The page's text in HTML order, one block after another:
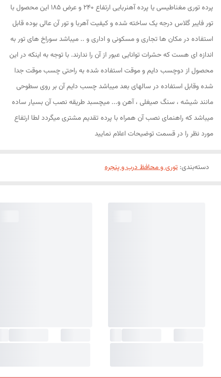
پرده توری مغناطیسی یا پرده آهنربایی ارتفاع 240 و عرض 185 این محصول با
تور فایبر گلاس درجه یک ساخته شده و کیفیت آهربا و تور آن عالی بوده قابل
استفاده در مکان ها تجاری و مسکونی و اداری و .. میباشد سوراخ های تور به
اندازه ای هست که حشرات توانایی عبور از آن را ندارند. با توجه به اینکه در این
محصول از دوچسب دایم و موقت استفاده شده به راحتی چسب موقت جدا
شده وقابل استفاده در سالهای بعد میباشد چسب دایم آن بر روی سطوحی
مانند شیشه ، سنگ صیغلی ، آهن و... میچسبد طریقه نصب آن بسیار ساده
میباشد که راهنمای نصب آن همراه با پرده تقدیم مشتری میگردد لطا ارتفاع
مورد نظر را در قسمت توضیحات اعلام نمایید
دسته‌بندی: توری و محافظ درب و پنجره